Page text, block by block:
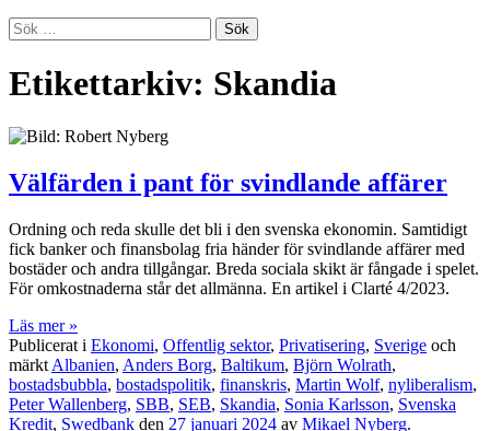
Sök
efter:
Etikettarkiv: Skandia
Välfärden i pant för svindlande affärer
Ordning och reda skulle det bli i den svenska ekonomin. Samtidigt
fick banker och finansbolag fria händer för svindlande affärer med
bostäder och andra tillgångar. Breda sociala skikt är fångade i spelet.
För omkostnaderna står det allmänna. En artikel i Clarté 4/2023.
Läs mer »
Publicerat i Ekonomi, Offentlig sektor, Privatisering, Sverige och
märkt Albanien, Anders Borg, Baltikum, Björn Wolrath,
bostadsbubbla, bostadspolitik, finanskris, Martin Wolf, nyliberalism,
Peter Wallenberg, SBB, SEB, Skandia, Sonia Karlsson, Svenska
Kredit, Swedbank den 27 januari 2024 av Mikael Nyberg.